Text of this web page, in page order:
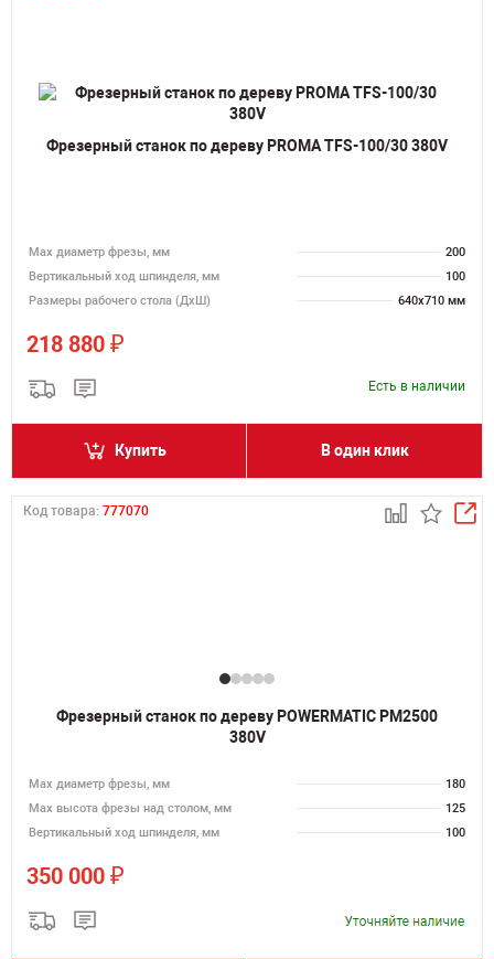
Фрезерный станок по дереву PROMA TFS-100/30 380V
Max диаметр фрезы, мм
200
Вертикальный ход шпинделя, мм
100
Размеры рабочего стола (ДхШ)
640х710 мм
218 880 ₽
Есть в наличии
Купить В один клик
Код товара: 777070
Фрезерный станок по дереву POWERMATIC PM2500
380V
Max диаметр фрезы, мм
180
Мах высота фрезы над столом, мм
125
Вертикальный ход шпинделя, мм
100
350 000 ₽